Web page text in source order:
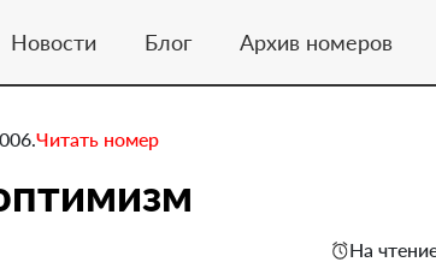
Новости Блог Архив номеров
Читать номер
На